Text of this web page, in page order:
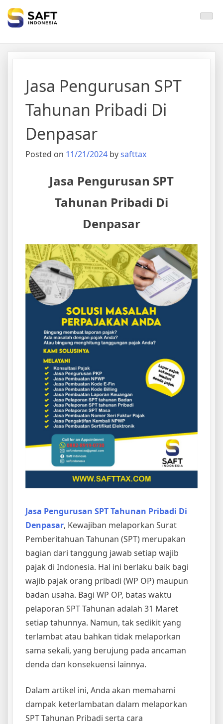
Solisi Perjakan Anda
Jasa Pengurusan SPT
Tahunan Pribadi Di
Denpasar
Posted on 11/21/2024 bysafttax
Jasa Pengurusan SPT
Tahunan Pribadi Di
Denpasar
Jasa Pengurusan SPT Tahunan Pribadi Di
Denpasar, Kewajiban melaporkan Surat
Pemberitahuan Tahunan (SPT) merupakan
bagian dari tanggung jawab setiap wajib
pajak di Indonesia. Hal ini berlaku baik bagi
wajib pajak orang pribadi (WP OP) maupun
badan usaha. Bagi WP OP, batas waktu
pelaporan SPT Tahunan adalah 31 Maret
setiap tahunnya. Namun, tak sedikit yang
terlambat atau bahkan tidak melaporkan
sama sekali, yang berujung pada ancaman
denda dan konsekuensi lainnya.
Dalam artikel ini, Anda akan memahami
dampak keterlambatan dalam melaporkan
SPT Tahunan Pribadi serta cara